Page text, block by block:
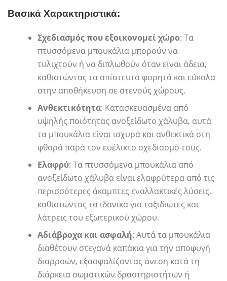
Βασικά Χαρακτηριστικά:
Σχεδιασμός που εξοικονομεί χώρο: Τα
πτυσσόμενα μπουκάλια μπορούν να
τυλιχτούν ή να διπλωθούν όταν είναι άδεια,
καθιστώντας τα απίστευτα φορητά και εύκολα
στην αποθήκευση σε στενούς χώρους.
Ανθεκτικότητα: Κατασκευασμένα από
υψηλής ποιότητας ανοξείδωτο χάλυβα, αυτά
τα μπουκάλια είναι ισχυρά και ανθεκτικά στη
φθορά παρά τον ευέλικτο σχεδιασμό τους.
Ελαφρύ: Τα πτυσσόμενα μπουκάλια από
ανοξείδωτο χάλυβα είναι ελαφρύτερα από τις
περισσότερες άκαμπτες εναλλακτικές λύσεις,
καθιστώντας τα ιδανικά για ταξιδιώτες και
λάτρεις του εξωτερικού χώρου.
Αδιάβροχα και ασφαλή: Αυτά τα μπουκάλια
διαθέτουν στεγανά καπάκια για την αποφυγή
διαρροών, εξασφαλίζοντας άνεση κατά τη
διάρκεια σωματικών δραστηριοτήτων ή